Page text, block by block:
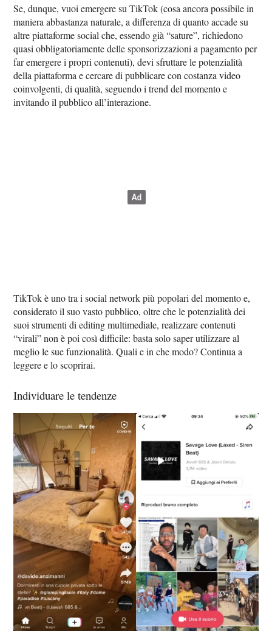
Se, dunque, vuoi emergere su TikTok (cosa ancora possibile in
maniera abbastanza naturale, a differenza di quanto accade su
altre piattaforme social che, essendo già “sature”, richiedono
quasi obbligatoriamente delle sponsorizzazioni a pagamento per
far emergere i propri contenuti), devi sfruttare le potenzialità
della piattaforma e cercare di pubblicare con costanza video
coinvolgenti, di qualità, seguendo i trend del momento e
invitando il pubblico all’interazione.
TikTok è uno tra i social network più popolari del momento e,
considerato il suo vasto pubblico, oltre che le potenzialità dei
suoi strumenti di editing multimediale, realizzare contenuti
“virali” non è poi così difficile: basta solo saper utilizzare al
meglio le sue funzionalità. Quali e in che modo? Continua a
leggere e lo scoprirai.
Individuare le tendenze